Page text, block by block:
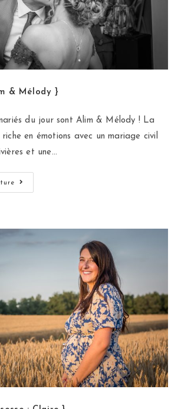
& Mélody }
du jour sont Alim & Mélody ! La
riche en émotions avec un mariage civil
et une…